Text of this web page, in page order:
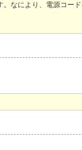
なにより、電源コー